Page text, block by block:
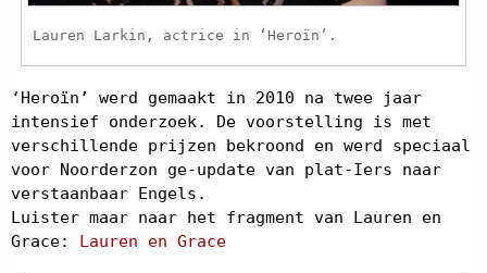
Lauren Larkin, actrice in ‘Heroïn’.
‘Heroïn’ werd gemaakt in 2010 na twee jaar
intensief onderzoek. De voorstelling is met
verschillende prijzen bekroond en werd speciaal
voor Noorderzon ge-update van plat-Iers naar
verstaanbaar Engels.
Luister maar naar het fragment van Lauren en
Grace: Lauren en Grace